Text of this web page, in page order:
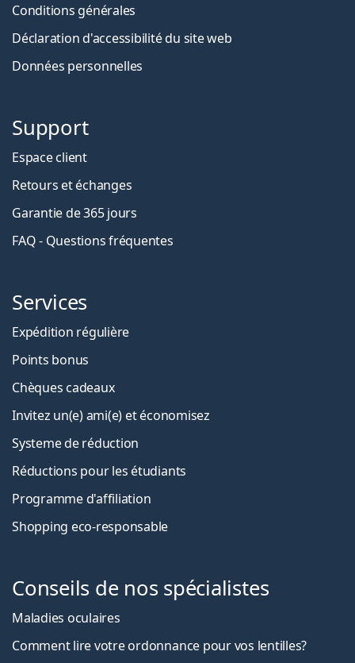
Conditions générales
Déclaration d'accessibilité du site web
Données personnelles
Support
Espace client
Retours et échanges
Garantie de 365 jours
FAQ - Questions fréquentes
Services
Expédition régulière
Points bonus
Chèques cadeaux
Invitez un(e) ami(e) et économisez
Systeme de réduction
Réductions pour les étudiants
Programme d'affiliation
Shopping eco-responsable
Conseils de nos spécialistes
Maladies oculaires
Comment lire votre ordonnance pour vos lentilles?